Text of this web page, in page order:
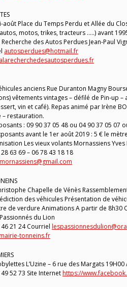
août Place du Temps Perdu et Allée du
motos, trikes, tracteurs …..) avant
des Autos Perdues Jean-Paul
autosperdues@hotmail.fr
anciens Rue Duranton Magny
vêtements vintages – défilé de Pin-up
vin et café). Repas animé par Irène
– restauration.
: 09 90 37 05 48 ou 04 90 37 05 07
avant le 1er août 2019 : 5 € le
Les vieux volants Mornassiens
63 69 – 06 78 43 18 18
Chapelle de Vénès
des véhicules Présentation de
de verdure Animations A partir de 8h30
du Lion
21 24 Courriel
tonneins.fr
L’Uzine – 6 rue des Margats
52 73 Site Internethttps://